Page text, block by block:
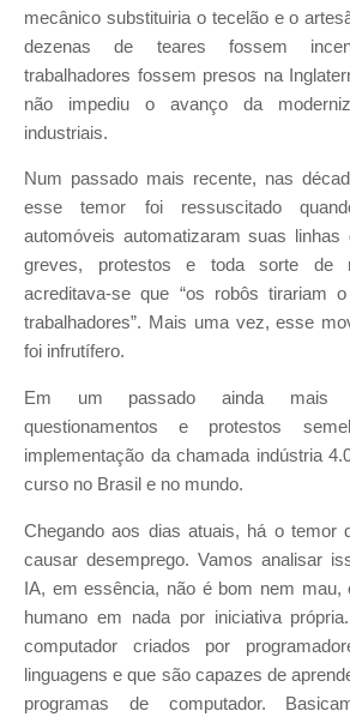
mecânico substituiria o tecelão e o
dezenas de teares fossem
trabalhadores fossem presos na
não impediu o avanço da
industriais.
Num passado mais recente, nas
esse temor foi ressuscitado
automóveis automatizaram suas linhas
greves, protestos e toda sorte de
acreditava-se que “os robôs tirariam
trabalhadores”. Mais uma vez, esse
foi infrutífero.
Em um passado ainda mais
questionamentos e protestos
implementação da chamada indústria
curso no Brasil e no mundo.
Chegando aos dias atuais, há o temor
causar desemprego. Vamos analisar
IA, em essência, não é bom nem
humano em nada por iniciativa
computador criados por
linguagens e que são capazes de
programas de computador.